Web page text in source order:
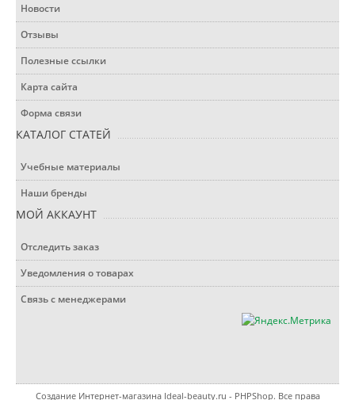
Новости
Отзывы
Полезные ссылки
Карта сайта
Форма связи
КАТАЛОГ СТАТЕЙ
Учебные материалы
Наши бренды
МОЙ АККАУНТ
Отследить заказ
Уведомления о товарах
Связь с менеджерами
Создание Интернет-магазинаIdeal-beauty.ru - PHPShop. Все права